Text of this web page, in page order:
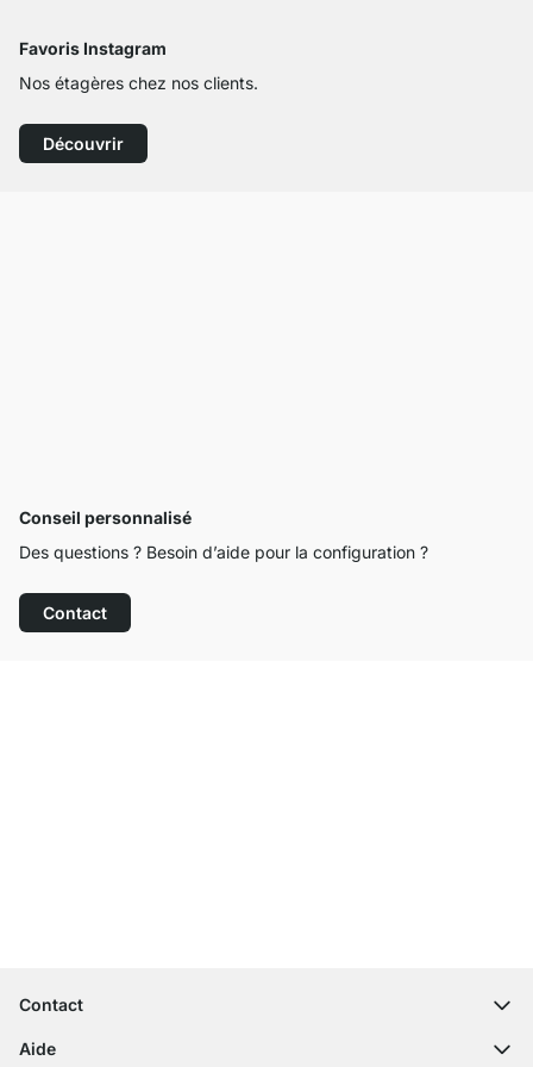
Favoris Instagram
Nos étagères chez nos clients.
Découvrir
Conseil personnalisé
Des questions ? Besoin d’aide pour la configuration ?
Contact
Contact
contact@regalraum.com
Aide